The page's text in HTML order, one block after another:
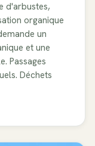
d'arbustes,
organique
un
et une
Passages
Déchets